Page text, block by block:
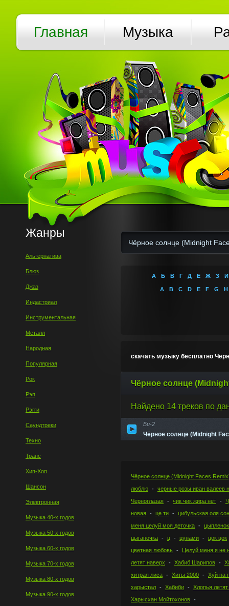
Главная Музыка
Жанры
Альтернатива
Блюз
Джаз
Индастриал
Инструментальная
Металл
Народная
Популярная
Рок
Рэп
Рэгги
Саундтреки
Техно
Транс
Хип-Хоп
Шансон
Электронная
Музыка 40-х годов
Музыка 50-х годов
Музыка 60-х годов
Музыка 70-х годов
Музыка 80-х годов
Музыка 90-х годов
А Б В Г Д Е Ж З И
A B C D E F G H
скачать музыку бесплатно
Чёрное солнце
Найдено 14 треков по
Би-2
Чёрное солнце (Midnight
Чёрное солнце (Midnight Faces
люблю
черные розы иван валеев
Черноглазая
чик чик жира нет
новая
це ти
цибульская оля
меня целуй моя деточка
цыганочка
ц цунами
цок цок
цветная любовь
Целуй меня я не
летят наверх
Хабиб Шарипов
хитрая лиса
Хиты 2000
Хуй на
харыстал
Хабиби
Хлопья
Харысхан Мойтохонов